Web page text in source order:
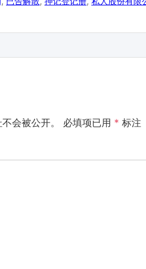
会被公开。 必填项已用 * 标注